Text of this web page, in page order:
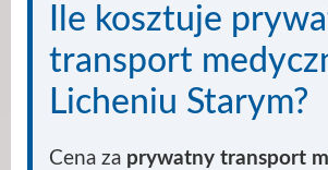
Ile kosztuje
transport
Licheniu Starym?
Cena za prywatny transport